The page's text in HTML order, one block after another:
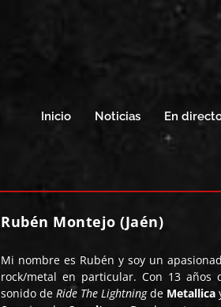
Inicio Noticias En
Rubén Montejo (Jaén)
Mi nombre es Rubén y soy un
rock/metal en particular. Con 13 años
sonido deRide The Lightningde Metallica